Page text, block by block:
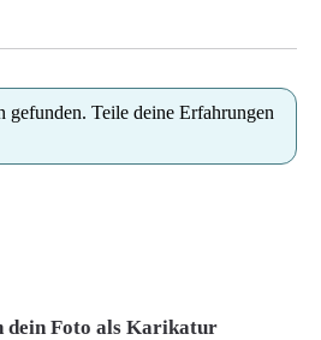
gefunden. Teile deine Erfahrungen
dein Foto als Karikatur